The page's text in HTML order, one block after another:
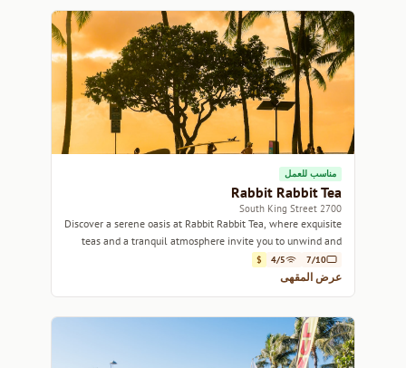
مناسب للعمل
Rabbit Rabbit Tea
2700 South King Street
Discover a serene oasis at Rabbit Rabbit Tea, where exquisite
teas and a tranquil atmosphere invite you to unwind and
savor every sip.
7/10
4/5
$
عرض المقهى